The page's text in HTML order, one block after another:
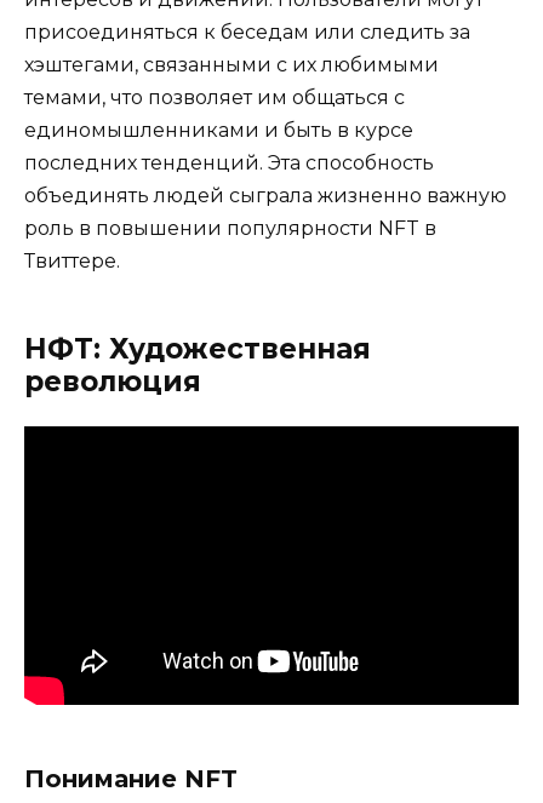
присоединяться к беседам или следить за
хэштегами, связанными с их любимыми
темами, что позволяет им общаться с
единомышленниками и быть в курсе
последних тенденций. Эта способность
объединять людей сыграла жизненно важную
роль в повышении популярности NFT в
Твиттере.
НФТ: Художественная
революция
Понимание NFT